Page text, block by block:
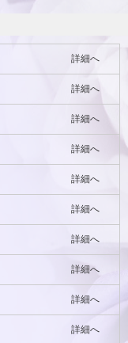
詳細へ
詳細へ
詳細へ
詳細へ
詳細へ
詳細へ
詳細へ
詳細へ
詳細へ
詳細へ